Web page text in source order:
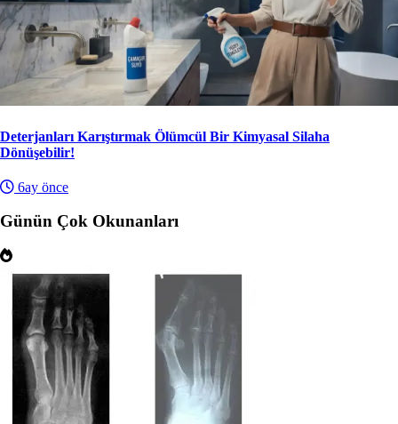
Deterjanları Karıştırmak Ölümcül Bir Kimyasal Silaha
Dönüşebilir!
6ay önce
Günün Çok Okunanları